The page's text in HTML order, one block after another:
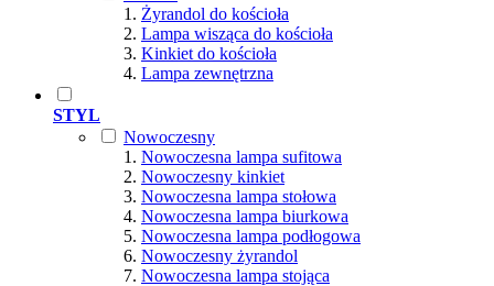
Żyrandol do kościoła
Lampa wisząca do kościoła
Kinkiet do kościoła
Lampa zewnętrzna
STYL
Nowoczesny
Nowoczesna lampa sufitowa
Nowoczesny kinkiet
Nowoczesna lampa stołowa
Nowoczesna lampa biurkowa
Nowoczesna lampa podłogowa
Nowoczesny żyrandol
Nowoczesna lampa stojąca